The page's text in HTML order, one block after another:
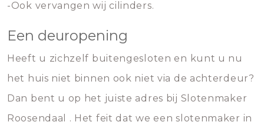
-Ook vervangen wij cilinders.
Een deuropening
Heeft u zichzelf buitengesloten en kunt u nu
het huis niet binnen ook niet via de achterdeur?
Dan bent u op het juiste adres bij Slotenmaker
Roosendaal . Het feit dat we een slotenmaker in